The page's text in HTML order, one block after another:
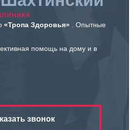
«Тропа Здоровья» . Опытные
помощь на дому и в
звонок